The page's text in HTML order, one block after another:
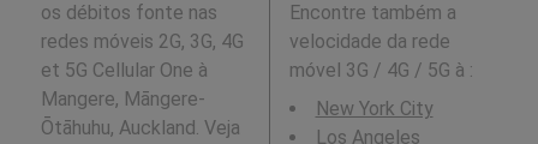
os débitos fonte nas
redes móveis 2G, 3G, 4G
et 5G Cellular One à
Mangere, Māngere-
Ōtāhuhu, Auckland. Veja
Encontre também a
velocidade da rede
móvel 3G / 4G / 5G à :
New York City
Los Angeles